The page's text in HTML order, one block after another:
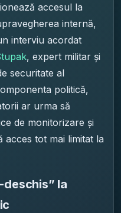
accesul la
internă,
interviu acordat
, expert militar și
securitate al
politică,
ar urma să
de monitorizare și
acces tot mai limitat la
deschis” la